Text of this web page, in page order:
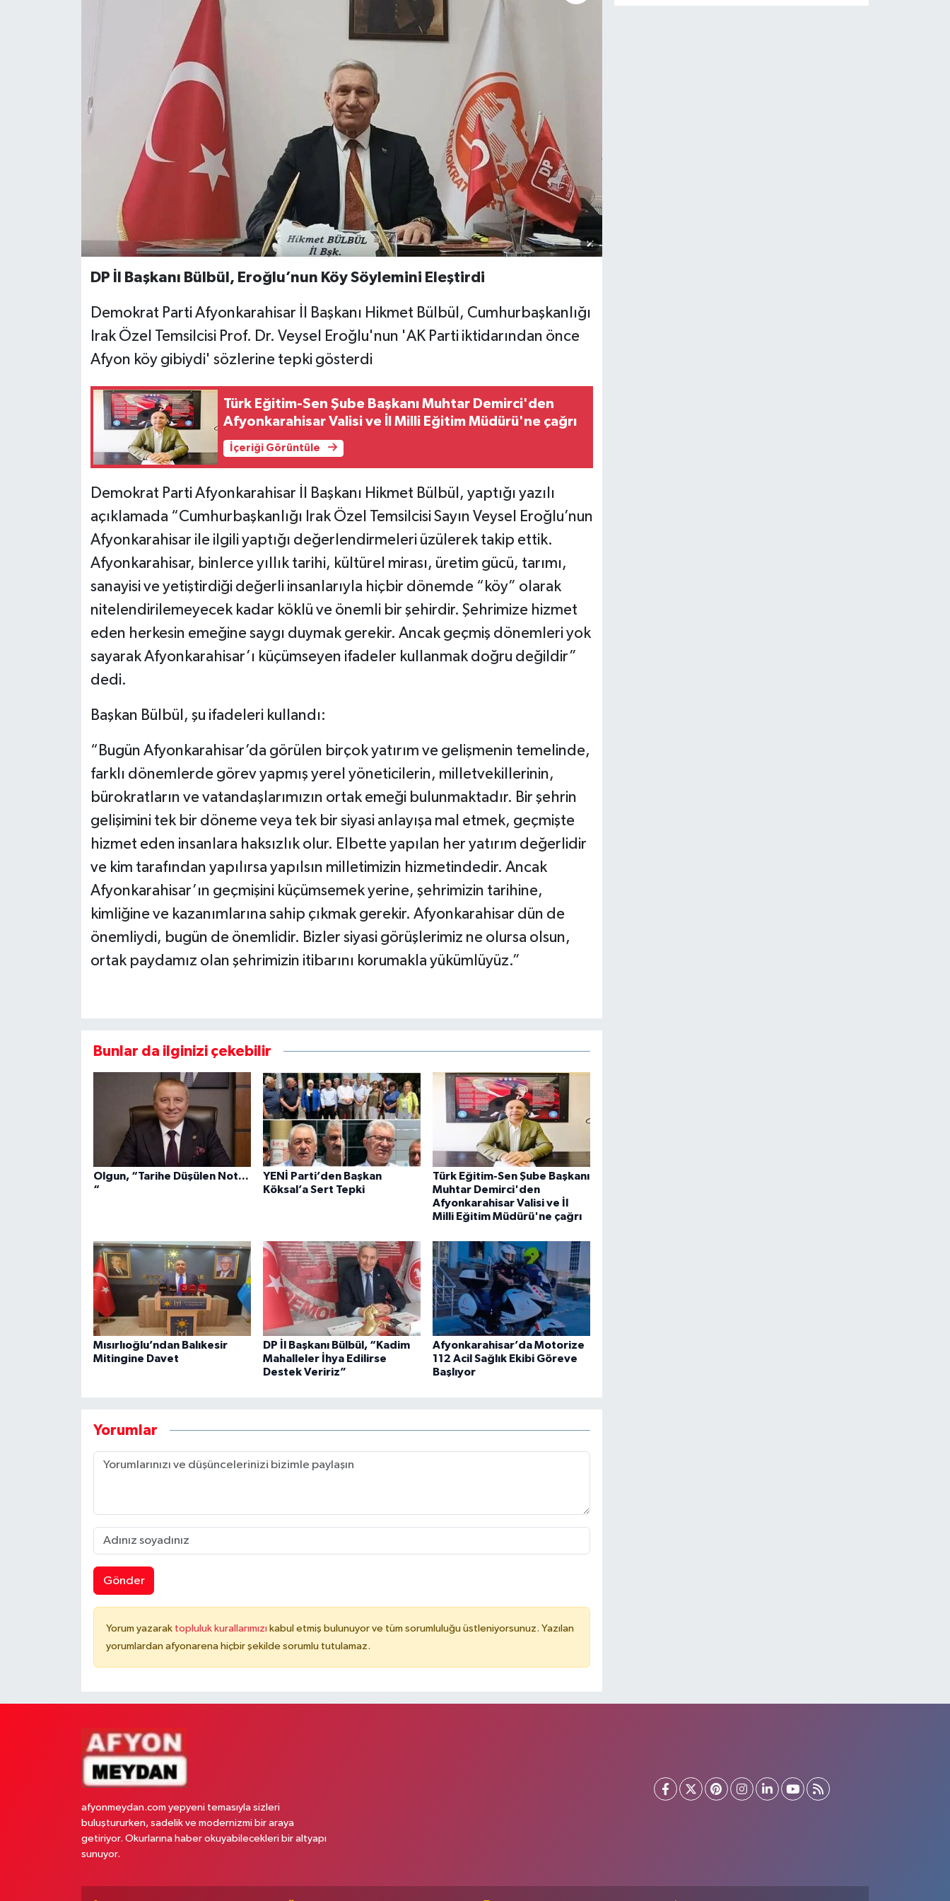
DP İl Başkanı Bülbül, Eroğlu’nun Köy Söylemini Eleştirdi
Demokrat Parti Afyonkarahisar İl Başkanı Hikmet Bülbül, Cumhurbaşkanlığı
Irak Özel Temsilcisi Prof. Dr. Veysel Eroğlu'nun 'AK Parti iktidarından önce
Afyon köy gibiydi' sözlerine tepki gösterdi
Türk Eğitim-Sen Şube Başkanı Muhtar Demirci'den
Afyonkarahisar Valisi ve İl Milli Eğitim Müdürü'ne çağrı
İçeriği Görüntüle
Demokrat Parti Afyonkarahisar İl Başkanı Hikmet Bülbül, yaptığı yazılı
açıklamada “Cumhurbaşkanlığı Irak Özel Temsilcisi Sayın Veysel Eroğlu’nun
Afyonkarahisar ile ilgili yaptığı değerlendirmeleri üzülerek takip ettik.
Afyonkarahisar, binlerce yıllık tarihi, kültürel mirası, üretim gücü, tarımı,
sanayisi ve yetiştirdiği değerli insanlarıyla hiçbir dönemde “köy” olarak
nitelendirilemeyecek kadar köklü ve önemli bir şehirdir. Şehrimize hizmet
eden herkesin emeğine saygı duymak gerekir. Ancak geçmiş dönemleri yok
sayarak Afyonkarahisar’ı küçümseyen ifadeler kullanmak doğru değildir”
dedi.
Başkan Bülbül, şu ifadeleri kullandı:
“Bugün Afyonkarahisar’da görülen birçok yatırım ve gelişmenin temelinde,
farklı dönemlerde görev yapmış yerel yöneticilerin, milletvekillerinin,
bürokratların ve vatandaşlarımızın ortak emeği bulunmaktadır. Bir şehrin
gelişimini tek bir döneme veya tek bir siyasi anlayışa mal etmek, geçmişte
hizmet eden insanlara haksızlık olur. Elbette yapılan her yatırım değerlidir
ve kim tarafından yapılırsa yapılsın milletimizin hizmetindedir. Ancak
Afyonkarahisar’ın geçmişini küçümsemek yerine, şehrimizin tarihine,
kimliğine ve kazanımlarına sahip çıkmak gerekir. Afyonkarahisar dün de
önemliydi, bugün de önemlidir. Bizler siyasi görüşlerimiz ne olursa olsun,
ortak paydamız olan şehrimizin itibarını korumakla yükümlüyüz.”
Bunlar da ilginizi çekebilir
Olgun, “Tarihe Düşülen Not...
“
YENİ Parti’den Başkan
Köksal’a Sert Tepki
Türk Eğitim-Sen Şube Başkanı
Muhtar Demirci'den
Afyonkarahisar Valisi ve İl
Milli Eğitim Müdürü'ne çağrı
Mısırlıoğlu’ndan Balıkesir
Mitingine Davet
DP İl Başkanı Bülbül, “Kadim
Mahalleler İhya Edilirse
Destek Veririz”
Afyonkarahisar’da Motorize
112 Acil Sağlık Ekibi Göreve
Başlıyor
Yorumlar
Gönder
Yorum yazarak topluluk kurallarımızı kabul etmiş bulunuyor ve tüm sorumluluğu üstleniyorsunuz. Yazılan
yorumlardan afyonarena hiçbir şekilde sorumlu tutulamaz.
afyonmeydan.com yepyeni temasıyla sizleri
buluştururken, sadelik ve modernizmi bir araya
getiriyor. Okurlarına haber okuyabilecekleri bir altyapı
sunuyor.